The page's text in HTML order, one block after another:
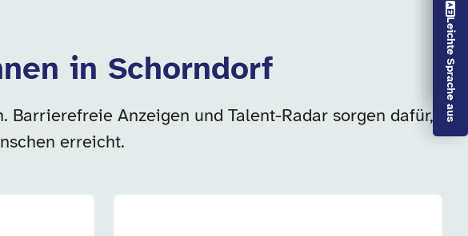
Vorlesen aus
Leichte Sprache aus
in Schorndorf
Anzeigen und Talent-Radar sorgen dafür,
erreicht.